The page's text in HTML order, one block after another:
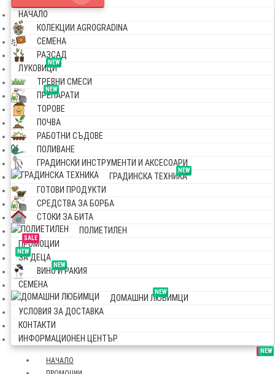
НАЧАЛО
КОЛЕКЦИИ AGROGRADINA
СЕМЕНА
РАЗСАД
NEW
ЛУКОВИЦИ
ТРЕВНИ СМЕСИ
NEW
ПРЕПАРАТИ
ТОРОВЕ
ПОЧВА
РАБОТНИ СЪДОВЕ
ПОЛИВАНЕ
ГРАДИНСКИ ИНСТРУМЕНТИ И АКСЕСОАРИ
NEW
ГРАДИНСКА ТЕХНИКА
ГОТОВИ ПРОДУКТИ
СРЕДСТВА ЗА БОРБА
СТОКИ ЗА БИТА
ПОЛИЕТИЛЕН
SALE
ПРОМОЦИИ
NEW
ЗА ДЕЦА
NEW
ВИНО И РАКИЯ
СЕМЕНА
NEW
ДОМАШНИ ЛЮБИМЦИ
УСЛОВИЯ ЗА ДОСТАВКА
КОНТАКТИ
ИНФОРМАЦИОНЕН ЦЕНТЪР
НАЧАЛО
SALE
NEW